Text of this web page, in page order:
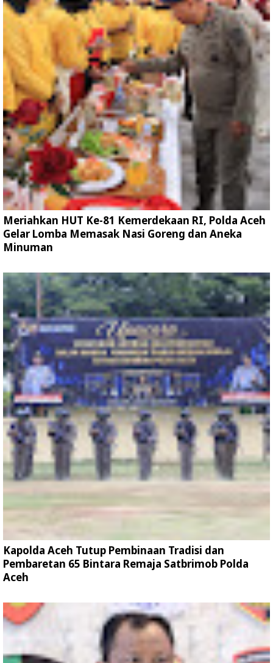
Meriahkan HUT Ke-81 Kemerdekaan RI, Polda Aceh
Gelar Lomba Memasak Nasi Goreng dan Aneka
Minuman
Kapolda Aceh Tutup Pembinaan Tradisi dan
Pembaretan 65 Bintara Remaja Satbrimob Polda
Aceh